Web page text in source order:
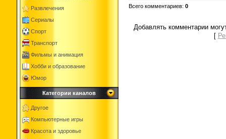
Развлечения
Сериалы
Спорт
Транспорт
Фильмы и анимация
Хобби и образование
Юмор
Категории каналов
Другое
Компьютерные игры
Красота и здоровье
Всего комментариев: 0
Добавлять комментарии
[